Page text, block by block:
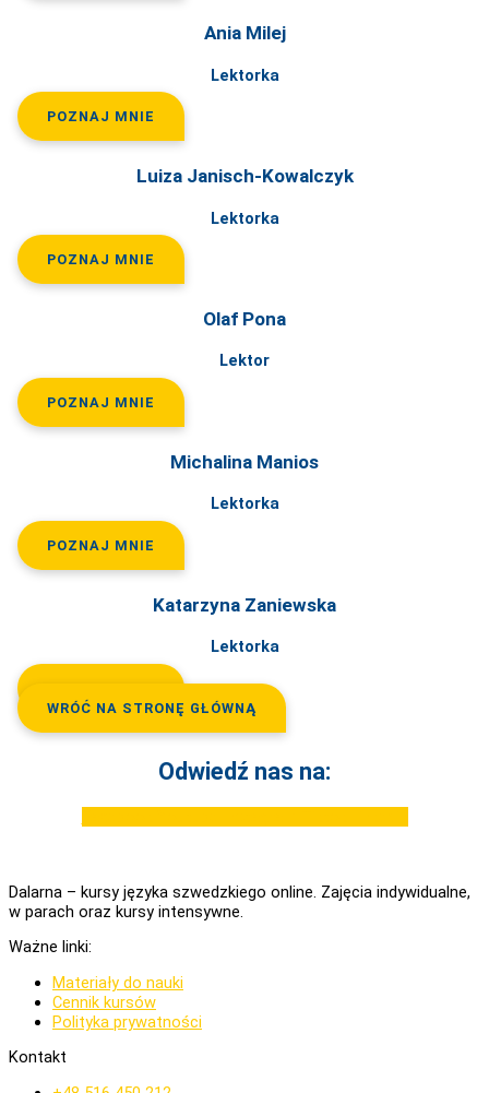
Ania Milej
Lektorka
POZNAJ MNIE
Luiza Janisch-Kowalczyk
Lektorka
POZNAJ MNIE
Olaf Pona
Lektor
POZNAJ MNIE
Michalina Manios
Lektorka
POZNAJ MNIE
Katarzyna Zaniewska
Lektorka
WRÓĆ NA STRONĘ GŁÓWNĄ
Odwiedź nas na:
Dalarna – kursy języka szwedzkiego online. Zajęcia indywidualne,
w parach oraz kursy intensywne.
Ważne linki:
Materiały do nauki
Cennik kursów
Polityka prywatności
Kontakt